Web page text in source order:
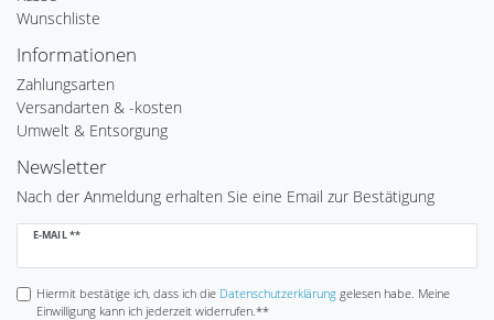
Wunschliste
Informationen
Zahlungsarten
Versandarten & -kosten
Umwelt & Entsorgung
Newsletter
Nach der Anmeldung erhalten Sie eine Email zur Bestätigung
E-MAIL **
Newsletter
Hiermit bestätige ich, dass ich die Daten­schutz­erklärunggelesen habe. Meine
Einwilligung kann ich jederzeit widerrufen.**